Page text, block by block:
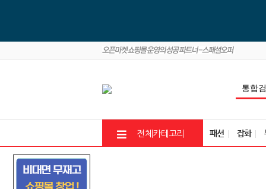
전체카테고리 패션 잡화